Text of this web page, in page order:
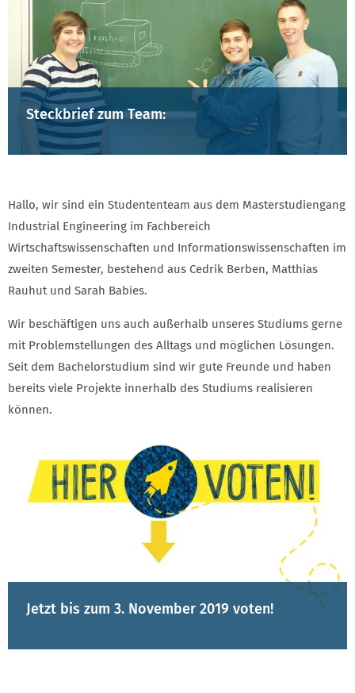
Steckbrief zum Team:
Hallo, wir sind ein Studententeam aus dem Masterstudiengang
Industrial Engineering im Fachbereich
Wirtschaftswissenschaften und Informationswissenschaften im
zweiten Semester, bestehend aus Cedrik Berben, Matthias
Rauhut und Sarah Babies.
Wir beschäftigen uns auch außerhalb unseres Studiums gerne
mit Problemstellungen des Alltags und möglichen Lösungen.
Seit dem Bachelorstudium sind wir gute Freunde und haben
bereits viele Projekte innerhalb des Studiums realisieren
können.
Jetzt bis zum 3. November 2019 voten!